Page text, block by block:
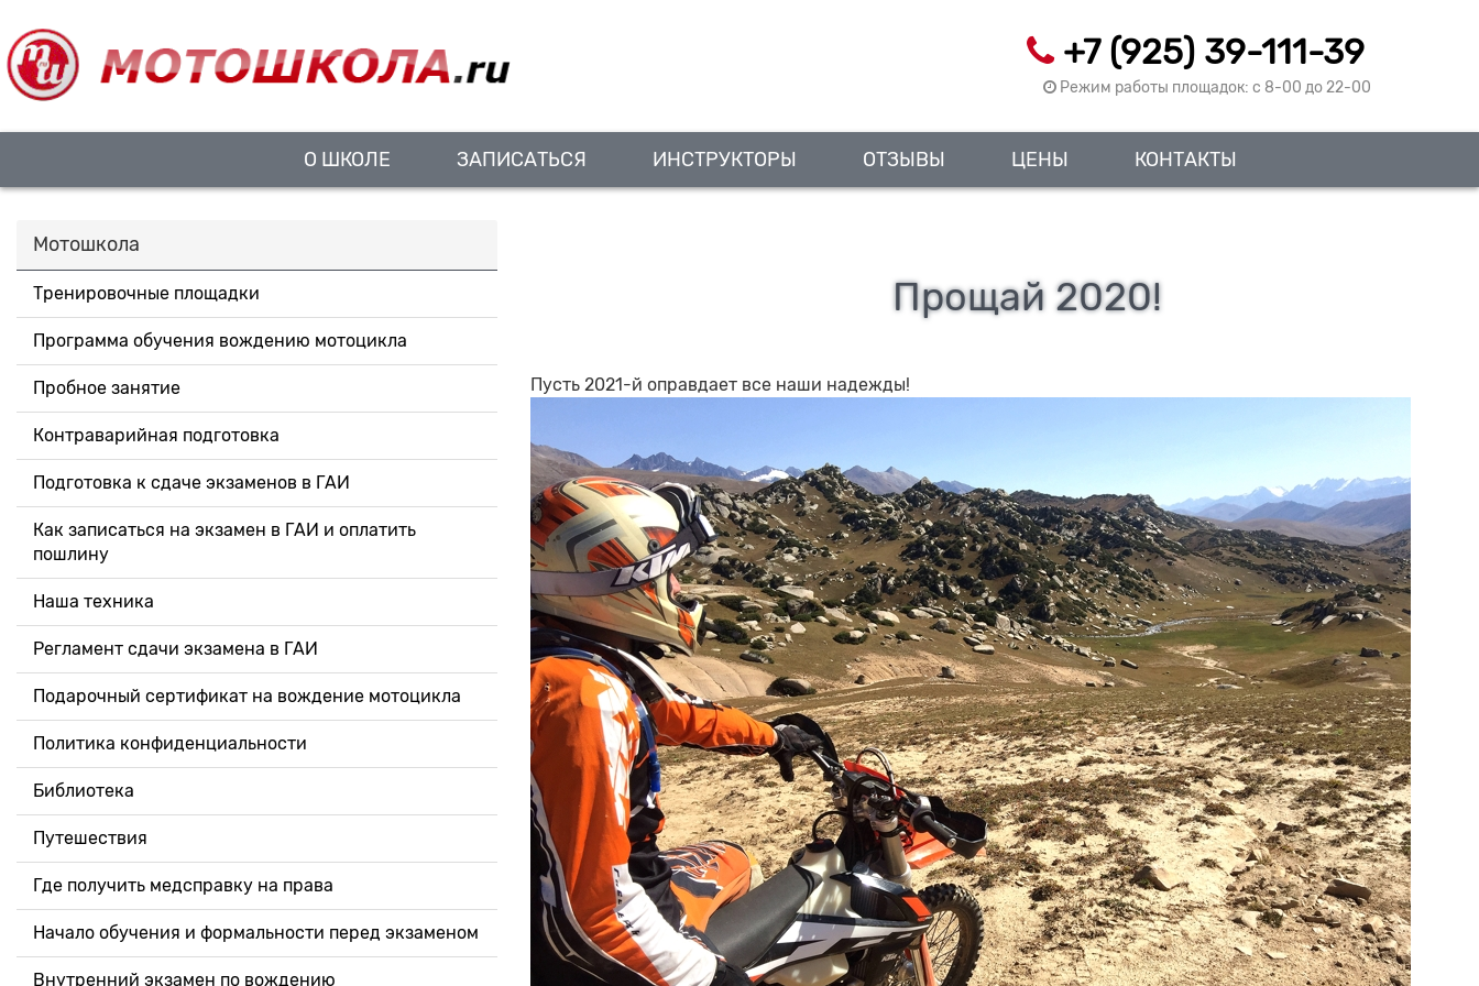
+7 (925) 39-111-39
Режим работы площадок: c 8-00 до 22-00
О ШКОЛЕ ЗАПИСАТЬСЯ ИНСТРУКТОРЫ ОТЗЫВЫ ЦЕНЫ КОНТАКТЫ
Мотошкола
Тренировочные площадки
Программа обучения вождению мотоцикла
Пробное занятие
Контраварийная подготовка
Подготовка к сдаче экзаменов в ГАИ
Как записаться на экзамен в ГАИ и оплатить
пошлину
Наша техника
Регламент сдачи экзамена в ГАИ
Подарочный сертификат на вождение мотоцикла
Политика конфиденциальности
Библиотека
Путешествия
Где получить медсправку на права
Начало обучения и формальности перед экзаменом
Внутренний экзамен по вождению
Прощай 2020!
Пусть 2021-й оправдает все наши надежды!